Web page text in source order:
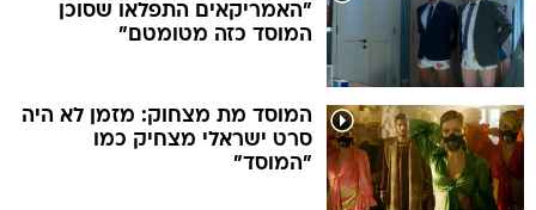
"האמריקאים התפלאו שסוכן
המוסד כזה מטומטם"
המוסד מת מצחוק: מזמן לא היה
סרט ישראלי מצחיק כמו
"המוסד"